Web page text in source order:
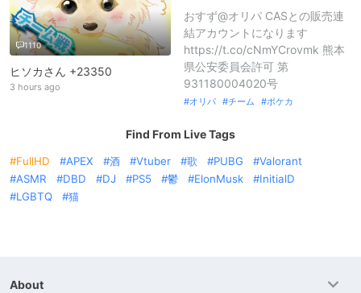
1110
ヒソカさん +23350
3 hours ago
おすず@オリパ CASとの販売連
結アカウントになります
https://t.co/cNmYCrovmk 熊本
県公安委員会許可 第
931180004020号
オリパ チーム ポケカ
Find From Live Tags
FullHD APEX 酒 Vtuber 歌 PUBG
Valorant
ASMR
DBD DJ PS5 鬱 ElonMusk
InitialD
LGBTQ
猫
About